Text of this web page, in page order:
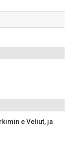
e Veliut, ja